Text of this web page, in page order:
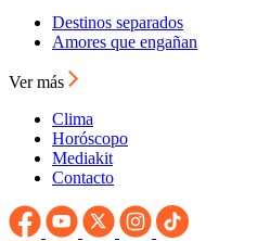
Destinos separados
Amores que engañan
Ver más
Clima
Horóscopo
Mediakit
Contacto